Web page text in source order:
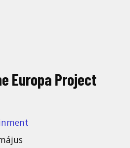
Europa Project